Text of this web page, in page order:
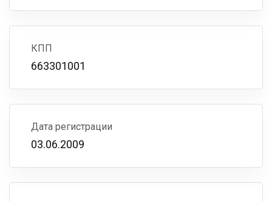
КПП
663301001
Дата регистрации
03.06.2009